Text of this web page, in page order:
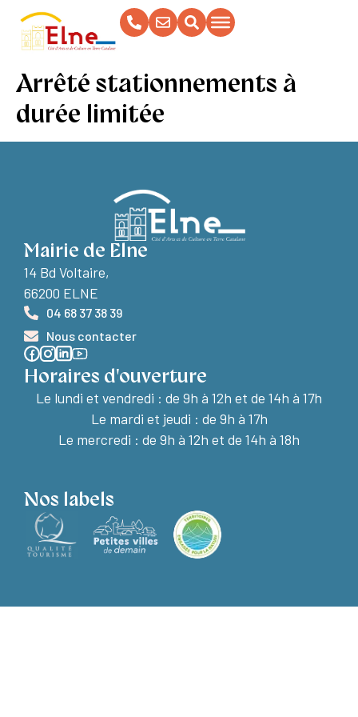
principal
Arrêté stationnements à
durée limitée
Mairie de Elne
14 Bd Voltaire,
66200 ELNE
04 68 37 38 39
Nous contacter
Horaires d'ouverture
Le lundi et vendredi : de 9h à 12h et de 14h à 17h
Le mardi et jeudi : de 9h à 17h
Le mercredi : de 9h à 12h et de 14h à 18h
Nos labels